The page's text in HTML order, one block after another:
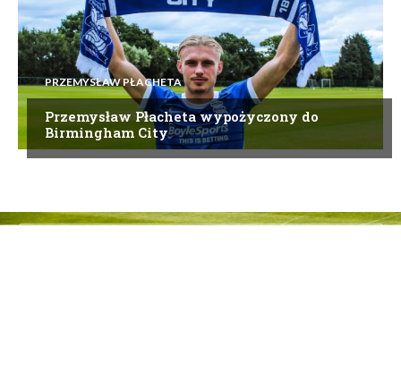
PRZEMYSŁAW PŁACHETA
Przemysław Płacheta wypożyczony do
Birmingham City